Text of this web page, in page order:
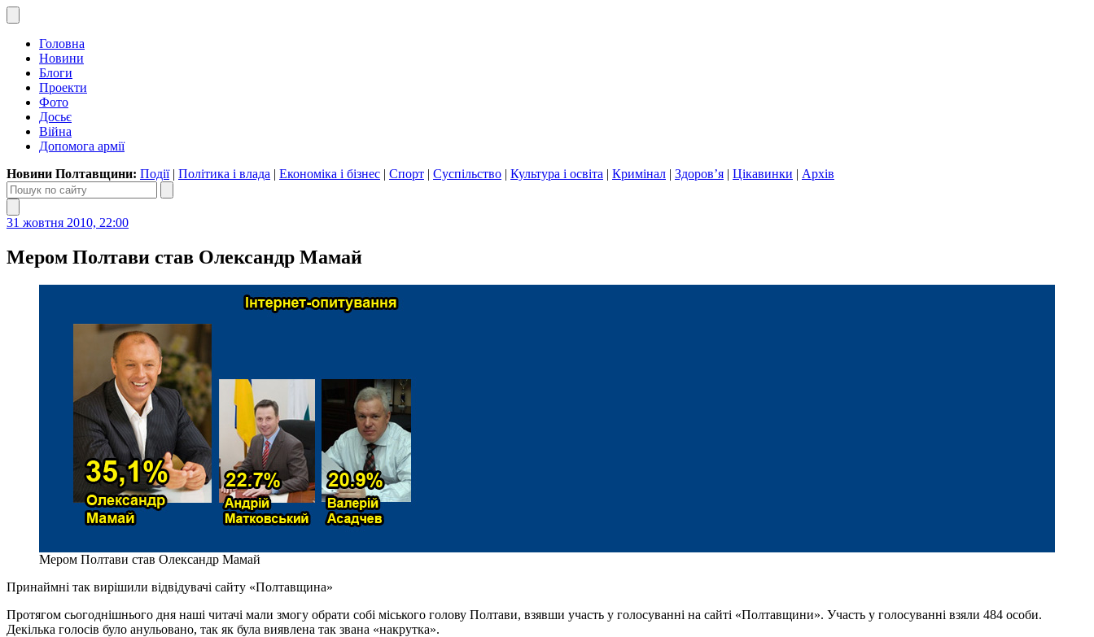
Головна
Новини
Блоги
Проекти
Фото
Досьє
Війна
Допомога армії
Новини Полтавщини: Події| Політика і влада | Економіка і бізнес | Спорт | Суспільство | Культура і освіта | Кримінал | Здоров’я | Цікавинки | Архів
31 жовтня 2010, 22:00
Мером Полтави став Олександр Мамай
Мером Полтави став Олександр Мамай
Принаймні так вирішили відвідувачі сайту «Полтавщина»
Протягом сьогоднішнього дня наші читачі мали змогу обрати собі міського голову Полтави, взявши участь у голосуванні на сайті «Полтавщини». Участь у голосуванні взяли 484 особи.
Декілька голосів було анульовано, так як була виявлена так звана «накрутка».